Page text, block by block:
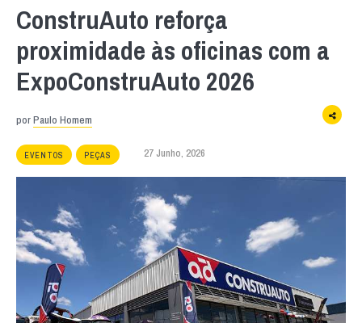
ConstruAuto reforça
proximidade às oficinas com a
ExpoConstruAuto 2026
porPaulo Homem
EVENTOS PEÇAS 27 Junho, 2026